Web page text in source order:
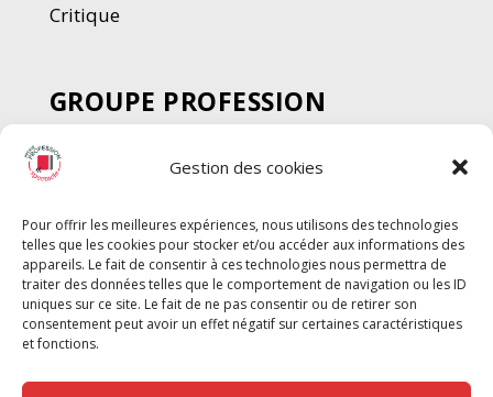
Gestion des cookies
Pour offrir les meilleures expériences, nous utilisons des technologies
telles que les cookies pour stocker et/ou accéder aux informations des
appareils. Le fait de consentir à ces technologies nous permettra de
traiter des données telles que le comportement de navigation ou les ID
uniques sur ce site. Le fait de ne pas consentir ou de retirer son
consentement peut avoir un effet négatif sur certaines caractéristiques
et fonctions.
Critique
GROUPE PROFESSION
SPECTACLE
Chèque Intermittents
Chèque Compta
Chèque Emploi Spectacle
G-Pods
Profession Audio-visuel